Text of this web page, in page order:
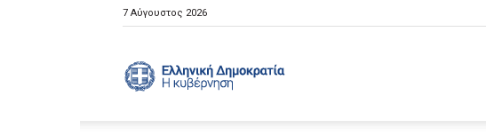
7 Αύγουστος 2026